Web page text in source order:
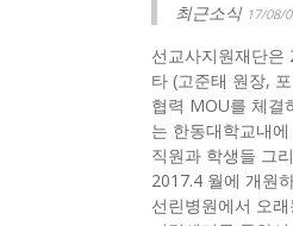
최근소식 17/08/
선교사지원재단은
타 (고준태 원장,
협력 MOU를 체결
는 한동대학교내
직원과 학생들 그
2017.4 월에 개원
선린병원에서 오